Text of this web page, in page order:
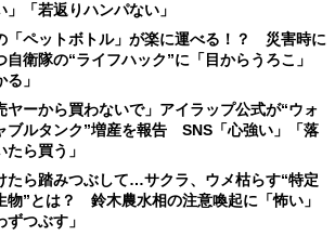
」「若返りハンパない」
「ペットボトル」が楽に運べる！？ 災害時に
自衛隊の“ライフハック”に「目からうろこ」
る」
ヤーから買わないで」アイラップ公式が“ウォ
ブルタンク”増産を報告 SNS「心強い」「落
たら買う」
たら踏みつぶして…サクラ、ウメ枯らす“特定
物”とは？ 鈴木農水相の注意喚起に「怖い」
ずつぶす」